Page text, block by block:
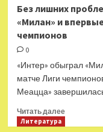
в
Николаеве
воздушной
засады»:
СМИ
ЗРК
Patriot
Киеве
носителем
Без лишних
«Милан» и
чемпионов
0
«Интер» обыграл
матче Лиги
Меацца»
Читать далееПрочитать
Литература